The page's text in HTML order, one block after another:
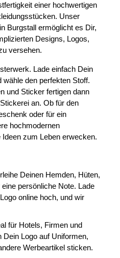
einer hochwertigen
Unser
Burgstall ermöglicht es Dir,
Designs, Logos,
versehen.
Lade einfach Dein
den perfekten Stoff.
und Sticker fertigen dann
an. Ob für den
oder für ein
hochmodernen
zum Leben erwecken.
Deinen Hemden, Hüten,
persönliche Note. Lade
online hoch, und wir
für Hotels, Firmen und
Logo auf Uniformen,
Werbeartikel sticken.